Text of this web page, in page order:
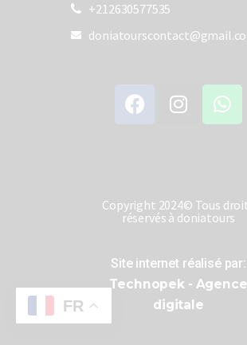
+212630577535
Copyright 2024© Tous
réservés à doniatours
Site internet réalisé par:
Technopek - Agence
digitale
FR